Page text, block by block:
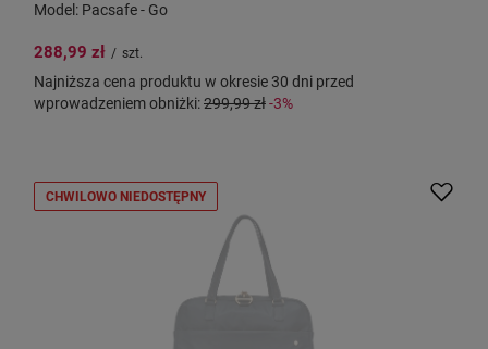
Model: Pacsafe - Go
288,99 zł / szt.
Najniższa cena produktu w okresie 30 dni przed
wprowadzeniem obniżki:299,99 zł-3%
CHWILOWO NIEDOSTĘPNY